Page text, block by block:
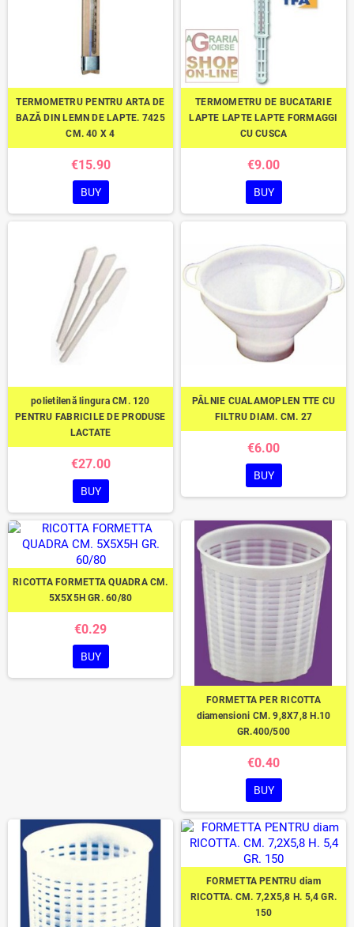
TERMOMETRU PENTRU ARTA DE
BAZĂ DIN LEMN DE LAPTE. 7425
CM. 40 X 4
€15.90
BUY
TERMOMETRU DE BUCATARIE
LAPTE LAPTE LAPTE FORMAGGI
CU CUSCA
€9.00
BUY
polietilenă lingura CM. 120
PENTRU FABRICILE DE PRODUSE
LACTATE
€27.00
BUY
PÂLNIE CUALAMOPLEN TTE CU
FILTRU DIAM. CM. 27
€6.00
BUY
RICOTTA FORMETTA QUADRA CM.
5X5X5H GR. 60/80
€0.29
BUY
FORMETTA PER RICOTTA
diamensioni CM. 9,8X7,8 H.10
GR.400/500
€0.40
BUY
FORMETTA PENTRU diam
RICOTTA. CM. 7,2X5,8 H. 5,4 GR.
150